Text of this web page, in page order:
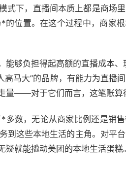
式下，直播间本质上都是商场
位置。在这个过程中，商家
够负担得起高额的直播成本、
马大”的品牌，有能力为直播
量——对于它们而言，这笔账算
数，无论从商家比例还是销
到这些本地生活的主角。对平
就能撬动美团的本地生活蛋糕。